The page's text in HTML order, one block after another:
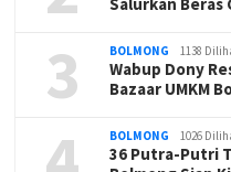
Salurkan Beras
3 BOLMONG 1138
Wabup Dony
Bazaar UMKM
BOLMONG 1026
36 Putra-Putri